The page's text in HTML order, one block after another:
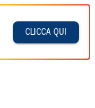
CLICCA QUI